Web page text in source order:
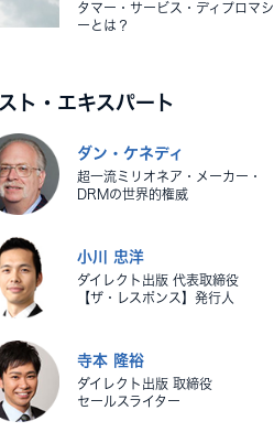
タマー・サービス・ディプロマシ
ーとは？
ト・エキスパート
ダン・ケネディ
超一流ミリオネア・メーカー・
DRMの世界的権威
小川 忠洋
ダイレクト出版 代表取締役
【ザ・レスポンス】発行人
寺本 隆裕
ダイレクト出版 取締役
セールスライター